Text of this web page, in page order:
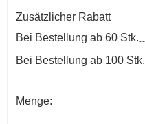
Zusätzlicher Rabatt
Bei Bestellung ab 60 Stk.
Bei Bestellung ab 100 Stk.
Menge: